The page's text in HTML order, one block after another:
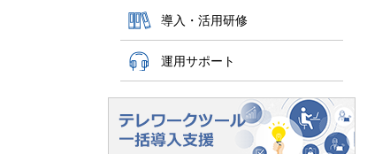
導入・活用研修
運用サポート